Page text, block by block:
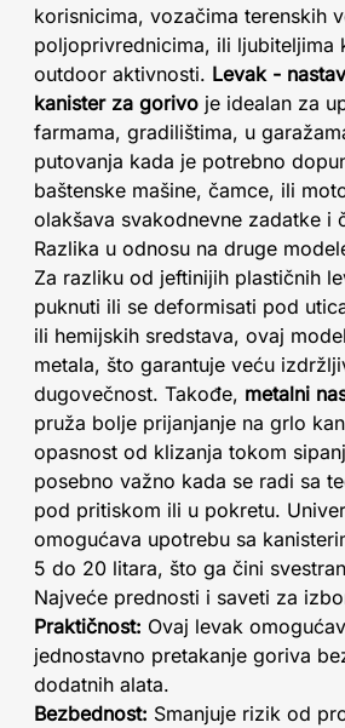
korisnicima, vozačima terenskih
poljoprivrednicima, ili ljubiteljima
outdoor aktivnosti. Levak -
kanister za gorivo je idealan za
farmama, gradilištima, u
putovanja kada je potrebno
baštenske mašine, čamce, ili
olakšava svakodnevne zadatke i
Razlika u odnosu na druge
Za razliku od jeftinijih plastičnih
puknuti ili se deformisati pod
ili hemijskih sredstava, ovaj
metala, što garantuje veću
dugovečnost. Takođe, metalni
pruža bolje prijanjanje na grlo
opasnost od klizanja tokom
posebno važno kada se radi sa
pod pritiskom ili u pokretu.
omogućava upotrebu sa
5 do 20 litara, što ga čini
Najveće prednosti i saveti za
Praktičnost: Ovaj levak
jednostavno pretakanje goriva
dodatnih alata.
Bezbednost: Smanjuje rizik od